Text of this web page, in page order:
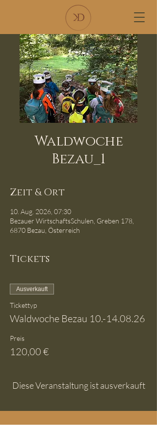
Waldwoche
Bezau_1
Zeit & Ort
10. Aug. 2026, 07:30
Bezauer WirtschaftsSchulen, Greben 178,
6870 Bezau, Österreich
Tickets
Ausverkauft
Tickettyp
Waldwoche Bezau 10.-14.08.26
Preis
120,00 €
Diese Veranstaltung ist ausverkauft